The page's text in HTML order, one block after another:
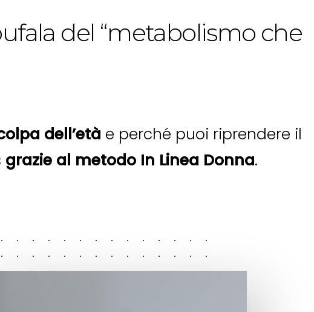
del “metabolismo che
dell’età e perché puoi riprendere il
grazie al metodo In Linea Donna.